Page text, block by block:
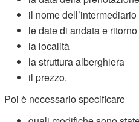
il nome dell’intermediario
le date di andata e
la località
la struttura alberghiera
il prezzo.
Poi è necessario specificare